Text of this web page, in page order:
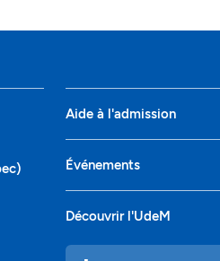
Aide à l'admission
Événements
Découvrir l'UdeM